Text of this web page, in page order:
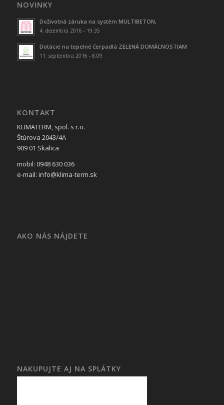
NOVINKY
Doživotná záruka na systém MULTIBETON,
4. decembra 2016 - 19:35
Dotácie na tepelné čerpadlá ZELENÁ DOMÁCNOSTIAM
11. septembra 2016 - 8:09
KONTAKT
KLIMATERM, spol. s r.o.
Štúrova 2043/4A
909 01 Skalica
mobil: 0948 630 036
e-mail: info@klima-term.sk
AKO NÁS NÁJDETE
NAKUPUJTE AJ NA SPLÁTKY